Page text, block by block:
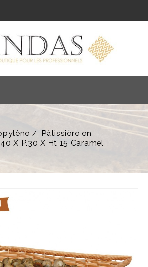
Pâtissière en
X P.30 X Ht 15 Caramel